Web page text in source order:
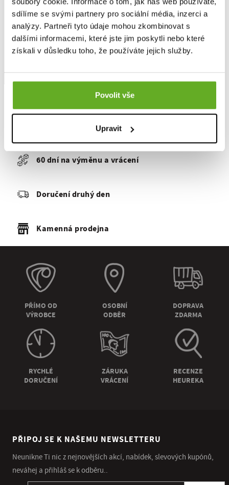
sdílíme se svými partnery pro sociální média, inzerci a
analýzy. Partneři tyto údaje mohou zkombinovat s
dalšími informacemi, které jste jim poskytli nebo které
získali v důsledku toho, že používáte jejich služby.
Povolit vše
Upravit
100% spokojených zákazníků
60 dní na výměnu a vrácení
Doručení druhý den
Kamenná prodejna
PŘÍMO OD
VÝROBCE
OSOBNÍ
ODBĚR
DOPRAVA
ZDARMA
RYCHLÉ
DORUČENÍ
ZÁRUKA
VRÁCENÍ
RECENZE
HEUREKA
PŘIPOJ SE K NAŠEMU NEWSLETTERU
Neunikne Ti nic z nejnovějších akcí, nabídek, slevových kupónů,
neváhej a přihláš se k odběru..